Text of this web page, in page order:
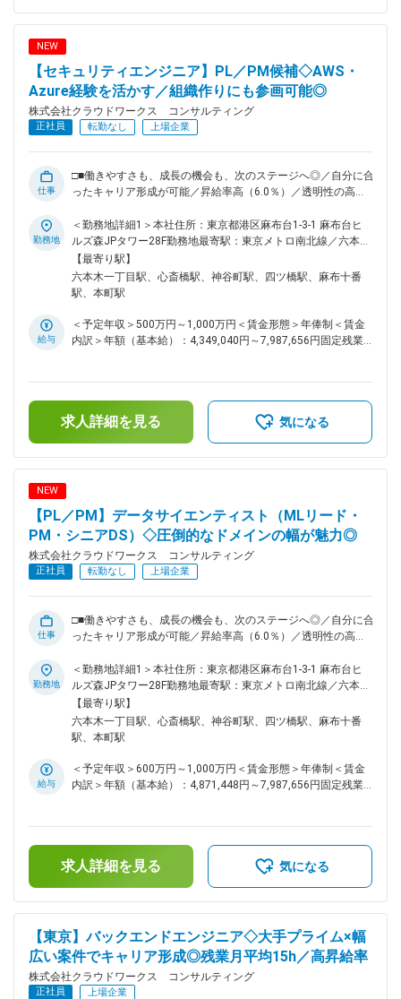
ィ領域へ足を踏み入れることで、エンジニアとしての寿命を大
ます。 ◇着実なステップアップ： 運用経験者以上であれば、
数年後には設計や診断エンジニアへの道筋が明確です。 ■キャ
リアについて： ＜キャリアチェンジが可能＞ ・運用・保守エ
ンジニア（サーバ／NW）：日常の監視業務で培った「異常へ
の気づき」は、SOC業務に直結します。 ・テクニカルサポー
ト：トラブルシューティング能力と高いコミュニケーション能
内請負案件拡大中／SES以外のキャリア＞ 現在、当社では社内
請負案件の拡大を進めています。お客様先だけでなく、自社内
触れられる外部プロジェクト ・要件定義や設計から関われる
自社内プロジェクト PM／PL経験者には、請負チームの立ち上
げや拡大にも即参画可能です。 変更の範囲：会社の定める業
務
は固定手当を含めた表記です。
NEW
【セキュリティエンジニア】PL／PM候補◇AWS・
Azure経験を活かす／組織作りにも参画可能◎
株式会社クラウドワークス コンサルティング
正社員 転勤なし 上場企業
仕事
□■働きやすさも、成長の機会も、次のステージへ◎／自分に合
ったキャリア形成が可能／昇給率高（6.0％）／透明性の高い
ップ可能■□ ■業務内容： ◇脆弱性診断・ペネトレーションテス
トの実施と報告 ◇ISMS／Pマーク取得支援、セキュリティポリ
シーの策定コンサルティング ◇SOC／CSIRT構築および運用監
視のリード ◇クラウド環境（AWS／Azure／GCP）におけるセ
キュリティアーキテクチャ設計 ◇PM層：顧客へのソリューシ
準機能（UFW等）やDefenderを用いたエンドポイントセキュ
リティ設定 ◇AWS環境の設計見直しおよび最適化（ネットワ
官公庁、IT大手）のセキュリティに触れることで、特定の1社
では得られない幅広い知見が身につきます。 ◇裁量権と組織作
り： 拡大フェーズの当社ではリーダー・マネージャーを増や
していきます。当社のセキュリティ部門のエンジニアをまと
／コンサルへのキャリアパス： 技術だけでなく、案件獲得や
ンジが可能＞ ・インフラエンジニア経験者： 構築経験を活か
した「セキュアなインフラ設計」への転換。 ・バックエンド
エンジニア経験者： コードレベルの脆弱性対応を強みにした
「アプリケーションセキュリティ」への転換。 ＜社内請負案
件拡大中／SES以外のキャリア＞ 現在、クラウドワークス コ
ンサルティングでは社内での請負案件の拡大を進めています。
が加速中。 ・最先端技術に触れられる外部プロジェクト ・要
件定義や設計から関われる自社内プロジェクト PM／PL経験者
の選択肢が今まで以上に広がります。 変更の範囲：会社の定
める業務
勤務地
＜勤務地詳細1＞本社住所：東京都港区麻布台1-3-1 麻布台ヒ
ルズ森JPタワー28F勤務地最寄駅：東京メトロ南北線／六本木
一丁目駅受動喫煙対策：屋内喫煙可能場所あり＜勤務地詳細2
＞顧客先（大阪・愛知・福岡・東京）住所：大阪府 受動喫煙
対策：屋内全面禁煙＜勤務地詳細3＞大阪支店住所：大阪府大
屋内全面禁煙変更の範囲：会社の定める事業所（リモートワー
ク含む）
【最寄り駅】
六本木一丁目駅、心斎橋駅、神谷町駅、四ツ橋駅、麻布十番
駅、本町駅
給与
＜予定年収＞500万円～1,000万円＜賃金形態＞年俸制＜賃金
内訳＞年額（基本給）：4,349,040円～7,987,656円固定残業
有無＞有＜残業手当＞有＜給与補足＞※スキルや経験を考慮の
上、当社賃金規定により決定します。■昇給：年1回※2024年
度年間平均昇給額：26万円■業績賞与：あり賃金はあくまでも
月給(月額)は固定手当を含めた表記です。
求人詳細を見る 気になる
NEW
【PL／PM】データサイエンティスト（MLリード・
PM・シニアDS）◇圧倒的なドメインの幅が魅力◎
株式会社クラウドワークス コンサルティング
正社員 転勤なし 上場企業
仕事
□■働きやすさも、成長の機会も、次のステージへ◎／自分に合
ったキャリア形成が可能／昇給率高（6.0％）／透明性の高い
ップ可能■□ ■業務内容： 「データ分析はしたが、結局ビジネ
スに使われなかった」そんな経験はありませんか？当社では、
ECの売上を最大化させるレコメンドエンジンの実装や、総合
商社の意思決定を支える統計解析など、事業の根幹に関わるプ
ロジェクトが主戦場です。 ■具体的な業務例： ◇MLプロダク
メンドアルゴリズムの設計・実装・効果検証。 ◇AI×コンサル
ティング（PM）：店舗立地分析や需要予測モデルの構築。顧
などを用いた、大規模データ（数千万件～）のパイプライン設
計とガバナンス構築。 ■ポジションの魅力： ◇圧倒的なドメイ
ンの幅：金融SaaSの不正検知から建設・商圏分析まで。特定
の業界に縛られず、汎用性の高い「データサイエンス×ビジネ
く、技術研鑽とプライベートの両立が可能です。 ■キャリアに
ついて： ～社内請負案件拡大中／SES以外のキャリア～ スキ
ルを磨き、キャリアを広げる、クラウドワークスグループで次
のステージへ。現在、クラウドワークス コンサルティングで
は社内での請負案件の拡大を進めています。お客様先だけでな
く、自社内でもスキルアップできるチャンスが加速中です。 ◇
勤務地
＜勤務地詳細1＞本社住所：東京都港区麻布台1-3-1 麻布台ヒ
ルズ森JPタワー28F勤務地最寄駅：東京メトロ南北線／六本木
一丁目駅受動喫煙対策：屋内喫煙可能場所あり＜勤務地詳細2
＞顧客先（大阪・愛知・福岡・東京）住所：大阪府 受動喫煙
対策：屋内全面禁煙＜勤務地詳細3＞大阪オフィス住所：大阪
駅：各線／心斎橋駅受動喫煙対策：屋内全面禁煙変更の範囲：
会社の定める事業所（リモートワーク含む）
【最寄り駅】
六本木一丁目駅、心斎橋駅、神谷町駅、四ツ橋駅、麻布十番
駅、本町駅
給与
＜予定年収＞600万円～1,000万円＜賃金形態＞年俸制＜賃金
内訳＞年額（基本給）：4,871,448円～7,987,656円固定残業
有無＞有＜残業手当＞有＜給与補足＞※スキルや経験を考慮の
上、当社賃金規定により決定します。■昇給：年1回※2024年
度年間平均昇給額：26万円■業績賞与：あり賃金はあくまでも
月給(月額)は固定手当を含めた表記です。
求人詳細を見る 気になる
【東京】バックエンドエンジニア◇大手プライム×幅
広い案件でキャリア形成◎残業月平均15h／高昇給率
株式会社クラウドワークス コンサルティング
正社員 上場企業